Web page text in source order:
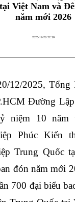
Việt Nam và
năm mới 2026
2025-12-20 22:30
12/2025, Tổng
Đường
niệm 10 năm
Phúc Kiến
Trung Quốc
đón năm mới
700 đại biểu